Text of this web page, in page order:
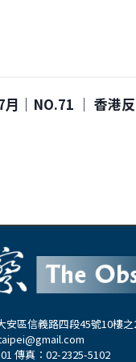
月｜NO.71 │ 香港
安區信義路四段45號10樓之
傳真：02-2325-5102